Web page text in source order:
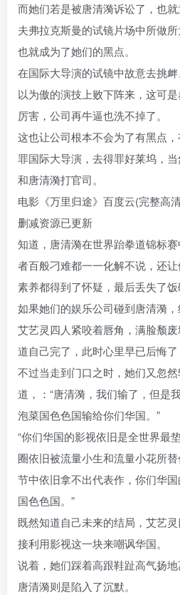
而她们若是被唐清漪诉讼了，也
夫弗拉克斯曼的试镜片场中所做
也就成为了她们的黑点。
在国际大导演的试镜中故意去挑
以为傲的演技上败下阵来，这可
厉害，公司再牛逼也洗不掉了。
这也让公司根本不会为了有黑点
罪国际大导演，去得罪好莱坞，
和唐清漪打官司。
电影《万里归途》百度云(完整高
删减资源已更新
知道，唐清漪在世界跆拳道锦标
者百般刁难都一一化解不说，还
素养都得到了怀疑，最后丢失了饭
如果她们的娱乐公司碰到唐清漪，
艾艺灵四人紧咬着唇角，满脸颓
道自己完了，此时心里早已后悔了
不过当走到门口之时，她们又忽
道，：“唐清漪，我们输了，但是
泡菜国色色国输给你们华国。”
“你们华国的影视依旧是全世界最
圈依旧被流量小生和流量小花所
节中依旧拿不出代表作，你们华
国色色国。”
既然知道自己未来的结局，艾艺
接利用影视这一块来嘲讽华国。
说着，她们踩着高跟鞋趾高气扬地
唐清漪则是陷入了沉默。